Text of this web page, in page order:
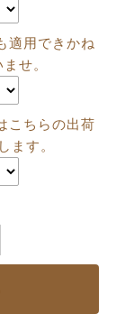
適用できかね
せ。
こちらの出荷
ます。